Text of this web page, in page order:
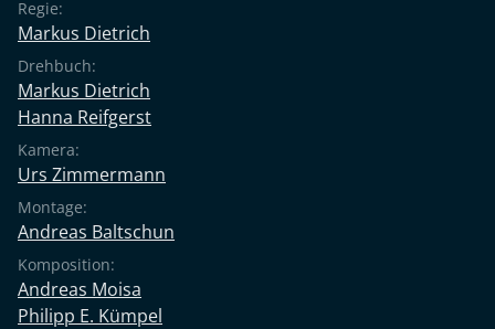
Regie:
Markus Dietrich
Drehbuch:
Markus Dietrich
Hanna Reifgerst
Kamera:
Urs Zimmermann
Montage:
Andreas Baltschun
Komposition:
Andreas Moisa
Philipp E. Kümpel